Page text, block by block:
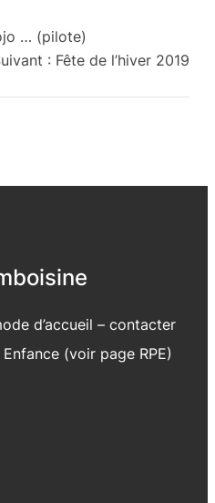
… (pilote)
: Fête de l’hiver 2019
d’accueil – contacter
(voir page RPE)